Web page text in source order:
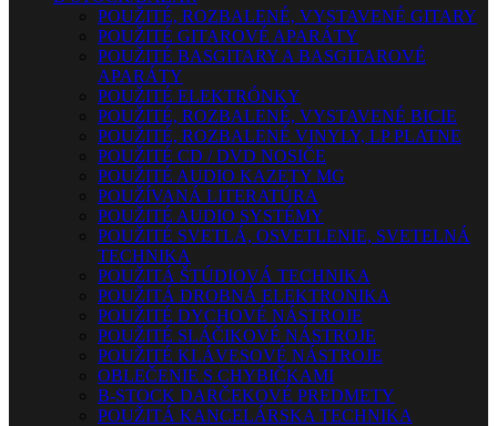
POUŽITÉ, ROZBALENÉ, VYSTAVENÉ GITARY
POUŽITÉ GITAROVÉ APARÁTY
POUŽITÉ BASGITARY A BASGITAROVÉ
APARÁTY
POUŽITÉ ELEKTRÓNKY
POUŽITÉ, ROZBALENÉ, VYSTAVENÉ BICIE
POUŽITÉ, ROZBALENÉ VINYLY, LP PLATNE
POUŽITÉ CD / DVD NOSIČE
POUŽITÉ AUDIO KAZETY MG
POUŽÍVANÁ LITERATÚRA
POUŽITÉ AUDIO SYSTÉMY
POUŽITÉ SVETLÁ, OSVETLENIE, SVETELNÁ
TECHNIKA
POUŽITÁ ŠTÚDIOVÁ TECHNIKA
POUŽITÁ DROBNÁ ELEKTRONIKA
POUŽITÉ DYCHOVÉ NÁSTROJE
POUŽITÉ SLÁČIKOVÉ NÁSTROJE
POUŽITÉ KLÁVESOVÉ NÁSTROJE
OBLEČENIE S CHYBIČKAMI
B-STOCK DARČEKOVÉ PREDMETY
POUŽITÁ KANCELÁRSKA TECHNIKA